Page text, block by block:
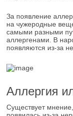
За появление
на чужеродные
самыми разными
аллергенами. В
появляются из-за
Аллергия
Существует